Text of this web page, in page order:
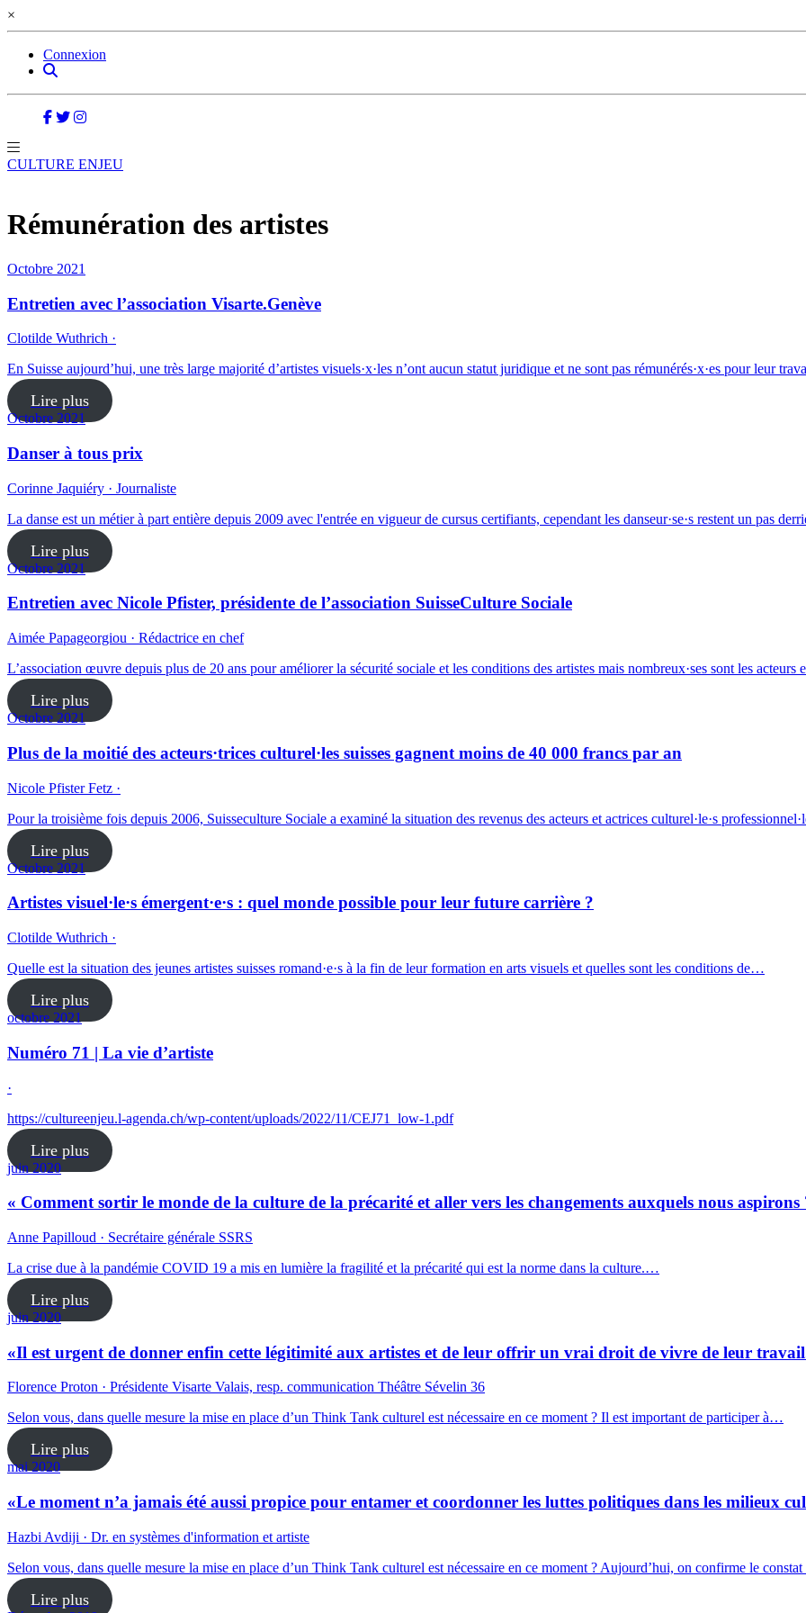
×
Connexion
CULTURE ENJEU
Rémunération des artistes
Octobre 2021
Entretien avec l’association Visarte.Genève
Clotilde Wuthrich ·
En Suisse aujourd’hui, une très large majorité d’artistes visuels·x·les n’ont aucun statut juridique et ne sont pas rémunérés·x·es pour leur
Lire plus
Octobre 2021
Danser à tous prix
Corinne Jaquiéry · Journaliste
La danse est un métier à part entière depuis 2009 avec l'entrée en vigueur de cursus certifiants, cependant les danseur·se·s restent un pas
Lire plus
Octobre 2021
Entretien avec Nicole Pfister, présidente de l’association SuisseCulture Sociale
Aimée Papageorgiou · Rédactrice en chef
L’association œuvre depuis plus de 20 ans pour améliorer la sécurité sociale et les conditions des artistes mais nombreux·ses sont les acteurs
Lire plus
Octobre 2021
Plus de la moitié des acteurs·trices culturel·les suisses gagnent moins de 40 000 francs par an
Nicole Pfister Fetz ·
Pour la troisième fois depuis 2006, Suisseculture Sociale a examiné la situation des revenus des acteurs et actrices culturel·le·s
Lire plus
Octobre 2021
Artistes visuel·le·s émergent·e·s : quel monde possible pour leur future carrière ?
Clotilde Wuthrich ·
Quelle est la situation des jeunes artistes suisses romand·e·s à la fin de leur formation en arts visuels et quelles sont les conditions de…
Lire plus
octobre 2021
Numéro 71 | La vie d’artiste
·
https://cultureenjeu.l-agenda.ch/wp-content/uploads/2022/11/CEJ71_low-1.pdf
Lire plus
juin 2020
« Comment sortir le monde de la culture de la précarité et aller vers les changements auxquels nous aspirons
Anne Papilloud · Secrétaire générale SSRS
La crise due à la pandémie COVID 19 a mis en lumière la fragilité et la précarité qui est la norme dans la culture.…
Lire plus
juin 2020
«Il est urgent de donner enfin cette légitimité aux artistes et de leur offrir un vrai droit de vivre de leur
Florence Proton · Présidente Visarte Valais, resp. communication Théâtre Sévelin 36
Selon vous, dans quelle mesure la mise en place d’un Think Tank culturel est nécessaire en ce moment ? Il est important de participer à…
Lire plus
mai 2020
«Le moment n’a jamais été aussi propice pour entamer et coordonner les luttes politiques dans les milieux
Hazbi Avdiji · Dr. en systèmes d'information et artiste
Selon vous, dans quelle mesure la mise en place d’un Think Tank culturel est nécessaire en ce moment ? Aujourd’hui, on confirme le
Lire plus